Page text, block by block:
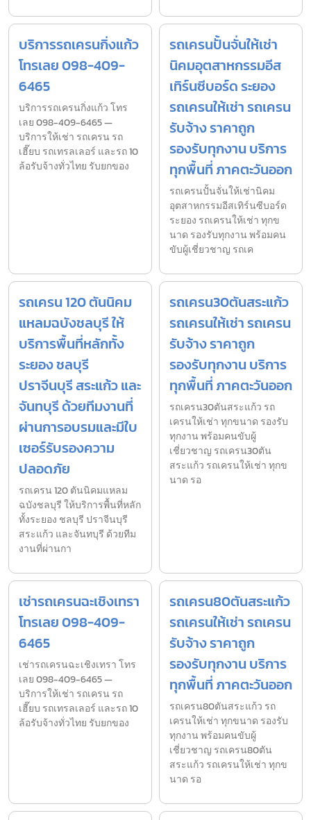
บริการรถเครนกิ่งแก้ว
โทรเลย 098-409-
6465
บริการรถเครนกิ่งแก้ว โทร
เลย 098-409-6465 —
บริการให้เช่า รถเครน รถ
เฮี๊ยบ รถเทรลเลอร์ และรถ 10
ล้อรับจ้างทั่วไทย รับยกของ
รถเครนปั้นจั่นให้เช่า
นิคมอุตสาหกรรมอีส
เทิร์นซีบอร์ด ระยอง
รถเครนให้เช่า รถเครน
รับจ้าง ราคาถูก
รองรับทุกงาน บริการ
ทุกพื้นที่ ภาคตะวันออก
รถเครนปั้นจั่นให้เช่านิคม
อุตสาหกรรมอีสเทิร์นซีบอร์ด
ระยอง รถเครนให้เช่า ทุกข
นาด รองรับทุกงาน พร้อมคน
ขับผู้เชี่ยวชาญ รถเค
รถเครน 120 ตันนิคม
แหลมฉบังชลบุรี ให้
บริการพื้นที่หลักทั้ง
ระยอง ชลบุรี
ปราจีนบุรี สระแก้ว และ
จันทบุรี ด้วยทีมงานที่
ผ่านการอบรมและมีใบ
เซอร์รับรองความ
ปลอดภัย
รถเครน 120 ตันนิคมแหลม
ฉบังชลบุรี ให้บริการพื้นที่หลัก
ทั้งระยอง ชลบุรี ปราจีนบุรี
สระแก้ว และจันทบุรี ด้วยทีม
งานที่ผ่านกา
รถเครน30ตันสระแก้ว
รถเครนให้เช่า รถเครน
รับจ้าง ราคาถูก
รองรับทุกงาน บริการ
ทุกพื้นที่ ภาคตะวันออก
รถเครน30ตันสระแก้ว รถ
เครนให้เช่า ทุกขนาด รองรับ
ทุกงาน พร้อมคนขับผู้
เชี่ยวชาญ รถเครน30ตัน
สระแก้ว รถเครนให้เช่า ทุกข
นาด รอ
เช่ารถเครนฉะเชิงเทรา
โทรเลย 098-409-
6465
เช่ารถเครนฉะเชิงเทรา โทร
เลย 098-409-6465 —
บริการให้เช่า รถเครน รถ
เฮี๊ยบ รถเทรลเลอร์ และรถ 10
ล้อรับจ้างทั่วไทย รับยกของ
รถเครน80ตันสระแก้ว
รถเครนให้เช่า รถเครน
รับจ้าง ราคาถูก
รองรับทุกงาน บริการ
ทุกพื้นที่ ภาคตะวันออก
รถเครน80ตันสระแก้ว รถ
เครนให้เช่า ทุกขนาด รองรับ
ทุกงาน พร้อมคนขับผู้
เชี่ยวชาญ รถเครน80ตัน
สระแก้ว รถเครนให้เช่า ทุกข
นาด รอ